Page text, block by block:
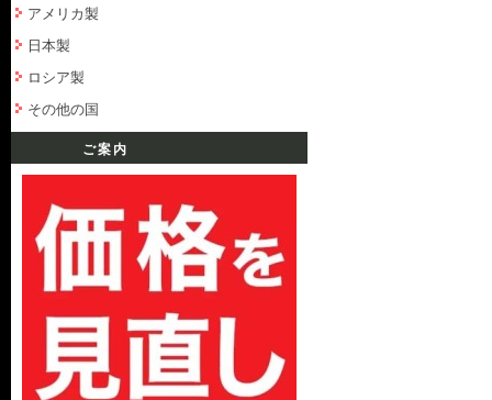
アメリカ製
日本製
ロシア製
その他の国
ご案内